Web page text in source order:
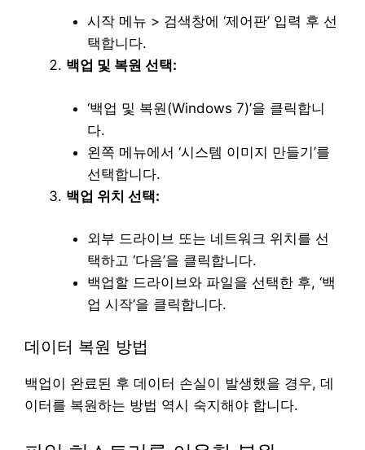
시작 메뉴 > 검색창에 ‘제어판’ 입력 후 선
택합니다.
백업 및 복원 선택:
‘백업 및 복원(Windows 7)’을 클릭합니
다.
왼쪽 메뉴에서 ‘시스템 이미지 만들기’를
선택합니다.
백업 위치 선택:
외부 드라이브 또는 네트워크 위치를 선
택하고 ‘다음’을 클릭합니다.
백업할 드라이브와 파일을 선택한 후, ‘백
업 시작’을 클릭합니다.
데이터 복원 방법
백업이 완료된 후 데이터 손실이 발생했을 경우, 데
이터를 복원하는 방법 역시 숙지해야 합니다.